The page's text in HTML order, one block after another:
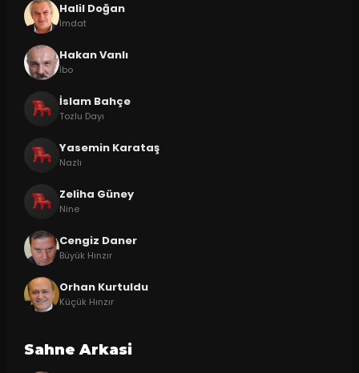
Halil Doğan
İmdat
Hakan Vanlı
İbo
İslam Bahçe
Tozlu Dayı
Yasemin Karataş
Nazlı
Zeliha Güney
Nine
Cengiz Daner
Büyük Hınzır
Orhan Kurtuldu
Küçük Hınzır
Sahne Arkasi